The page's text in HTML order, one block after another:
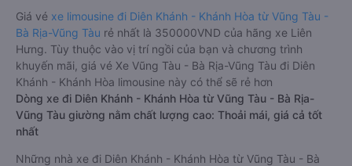
Giá vé xe limousine đi Diên Khánh - Khánh Hòa từ Vũng Tàu -
Bà Rịa-Vũng Tàu rẻ nhất là 350000VND của hãng xe Liên
Hưng. Tùy thuộc vào vị trí ngồi của bạn và chương trình
khuyến mãi, giá vé Xe Vũng Tàu - Bà Rịa-Vũng Tàu đi Diên
Khánh - Khánh Hòa limousine này có thể sẽ rẻ hơn
Dòng xe đi Diên Khánh - Khánh Hòa từ Vũng Tàu - Bà Rịa-
Vũng Tàu giường nằm chất lượng cao: Thoải mái, giá cả tốt
nhất
Những nhà xe đi Diên Khánh - Khánh Hòa từ Vũng Tàu - Bà